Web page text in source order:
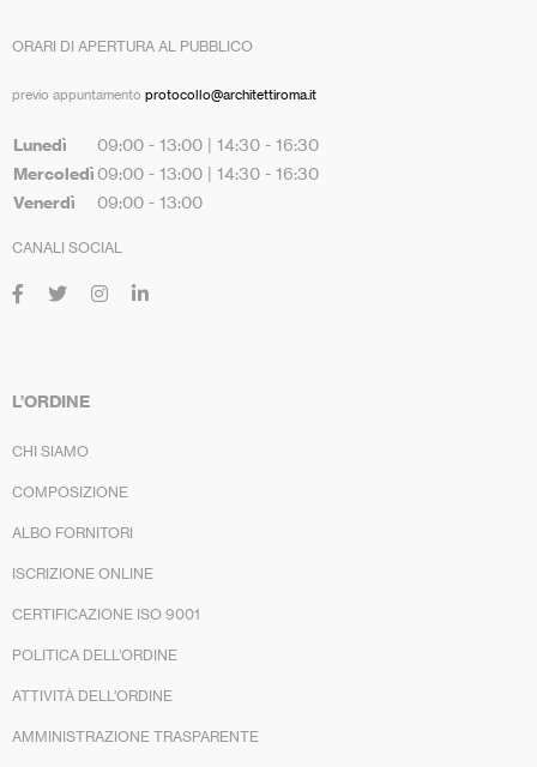
ORARI DI APERTURA AL PUBBLICO
previo appuntamento protocollo@architettiroma.it
Lunedì 09:00 - 13:00 | 14:30 - 16:30
Mercoledì 09:00 - 13:00 | 14:30 - 16:30
Venerdì 09:00 - 13:00
CANALI SOCIAL
L’ORDINE
CHI SIAMO
COMPOSIZIONE
ALBO FORNITORI
ISCRIZIONE ONLINE
CERTIFICAZIONE ISO 9001
POLITICA DELL’ORDINE
ATTIVITÀ DELL’ORDINE
AMMINISTRAZIONE TRASPARENTE